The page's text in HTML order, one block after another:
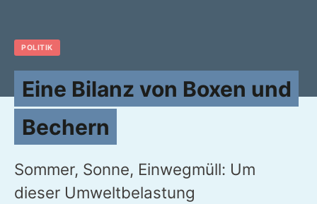
POLITIK
Eine Bilanz von Boxen und
Bechern
Sommer, Sonne, Einwegmüll: Um
dieser Umweltbelastung